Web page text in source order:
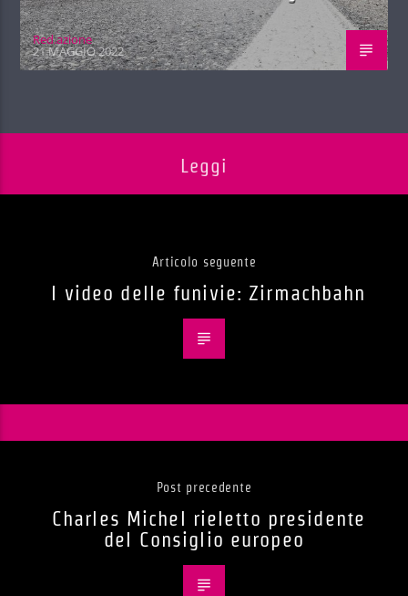
Red.azione
21 MAGGIO 2022
Leggi
Articolo seguente
I video delle funivie: Zirmachbahn
Post precedente
Charles Michel rieletto presidente
del Consiglio europeo